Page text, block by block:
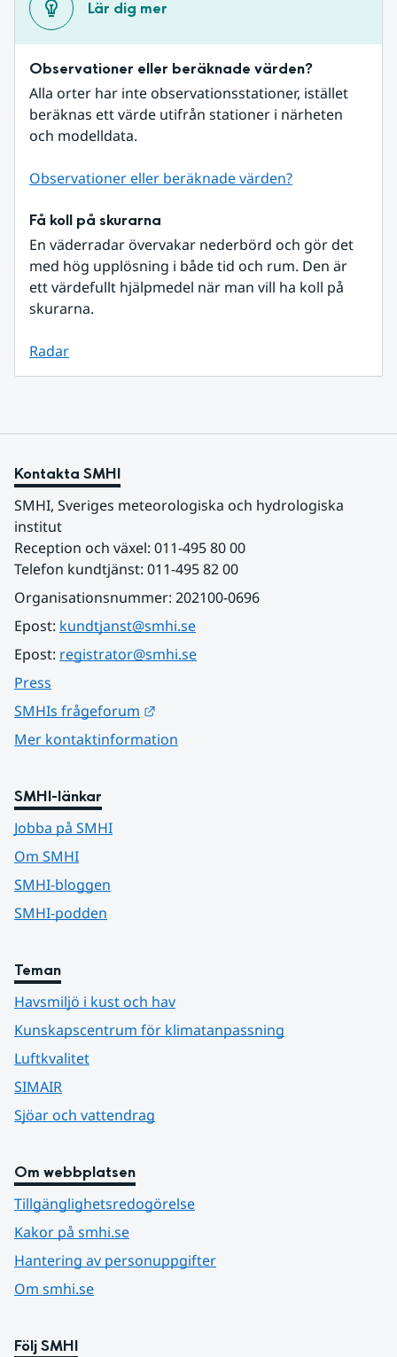
Lär dig mer
Observationer eller beräknade värden?
Alla orter har inte observationsstationer, istället
beräknas ett värde utifrån stationer i närheten
och modelldata.
Observationer eller beräknade värden?
Få koll på skurarna
En väderradar övervakar nederbörd och gör det
med hög upplösning i både tid och rum. Den är
ett värdefullt hjälpmedel när man vill ha koll på
skurarna.
Radar
Kontakta SMHI
SMHI, Sveriges meteorologiska och hydrologiska
institut
Reception och växel: 011-495 80 00
Telefon kundtjänst: 011-495 82 00
Organisationsnummer: 202100-0696
Epost: kundtjanst@smhi.se
Epost: registrator@smhi.se
Press
SMHIs frågeforum
Mer kontaktinformation
SMHI-länkar
Jobba på SMHI
Om SMHI
SMHI-bloggen
SMHI-podden
Teman
Havsmiljö i kust och hav
Kunskapscentrum för klimatanpassning
Luftkvalitet
SIMAIR
Sjöar och vattendrag
Om webbplatsen
Tillgänglighetsredogörelse
Kakor på smhi.se
Hantering av personuppgifter
Om smhi.se
Följ SMHI